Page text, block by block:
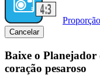
Cancelar
Baixe o
coração pesaroso